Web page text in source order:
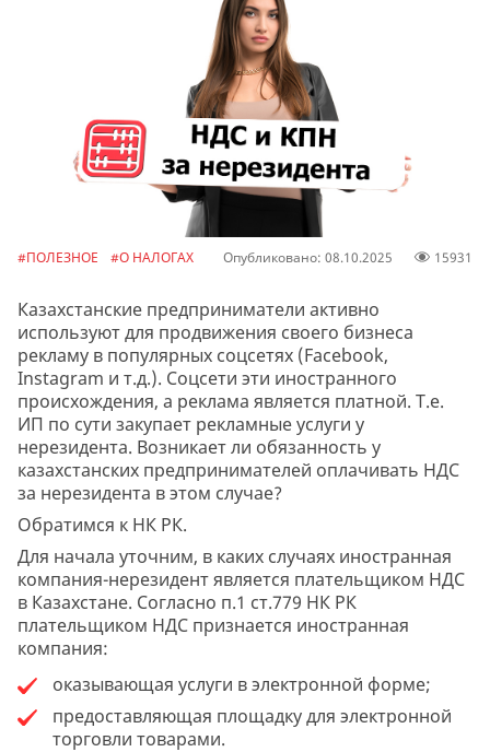
#ПОЛЕЗНОЕ #О НАЛОГАХ Опубликовано: 08.10.2025 15931
Казахстанские предприниматели активно
используют для продвижения своего бизнеса
рекламу в популярных соцсетях (Facebook,
Instagram и т.д.). Соцсети эти иностранного
происхождения, а реклама является платной. Т.е.
ИП по сути закупает рекламные услуги у
нерезидента. Возникает ли обязанность у
казахстанских предпринимателей оплачивать НДС
за нерезидента в этом случае?
Обратимся к НК РК.
Для начала уточним, в каких случаях иностранная
компания-нерезидент является плательщиком НДС
в Казахстане. Согласно п.1 ст.779 НК РК
плательщиком НДС признается иностранная
компания:
оказывающая услуги в электронной форме;
предоставляющая площадку для электронной
торговли товарами.